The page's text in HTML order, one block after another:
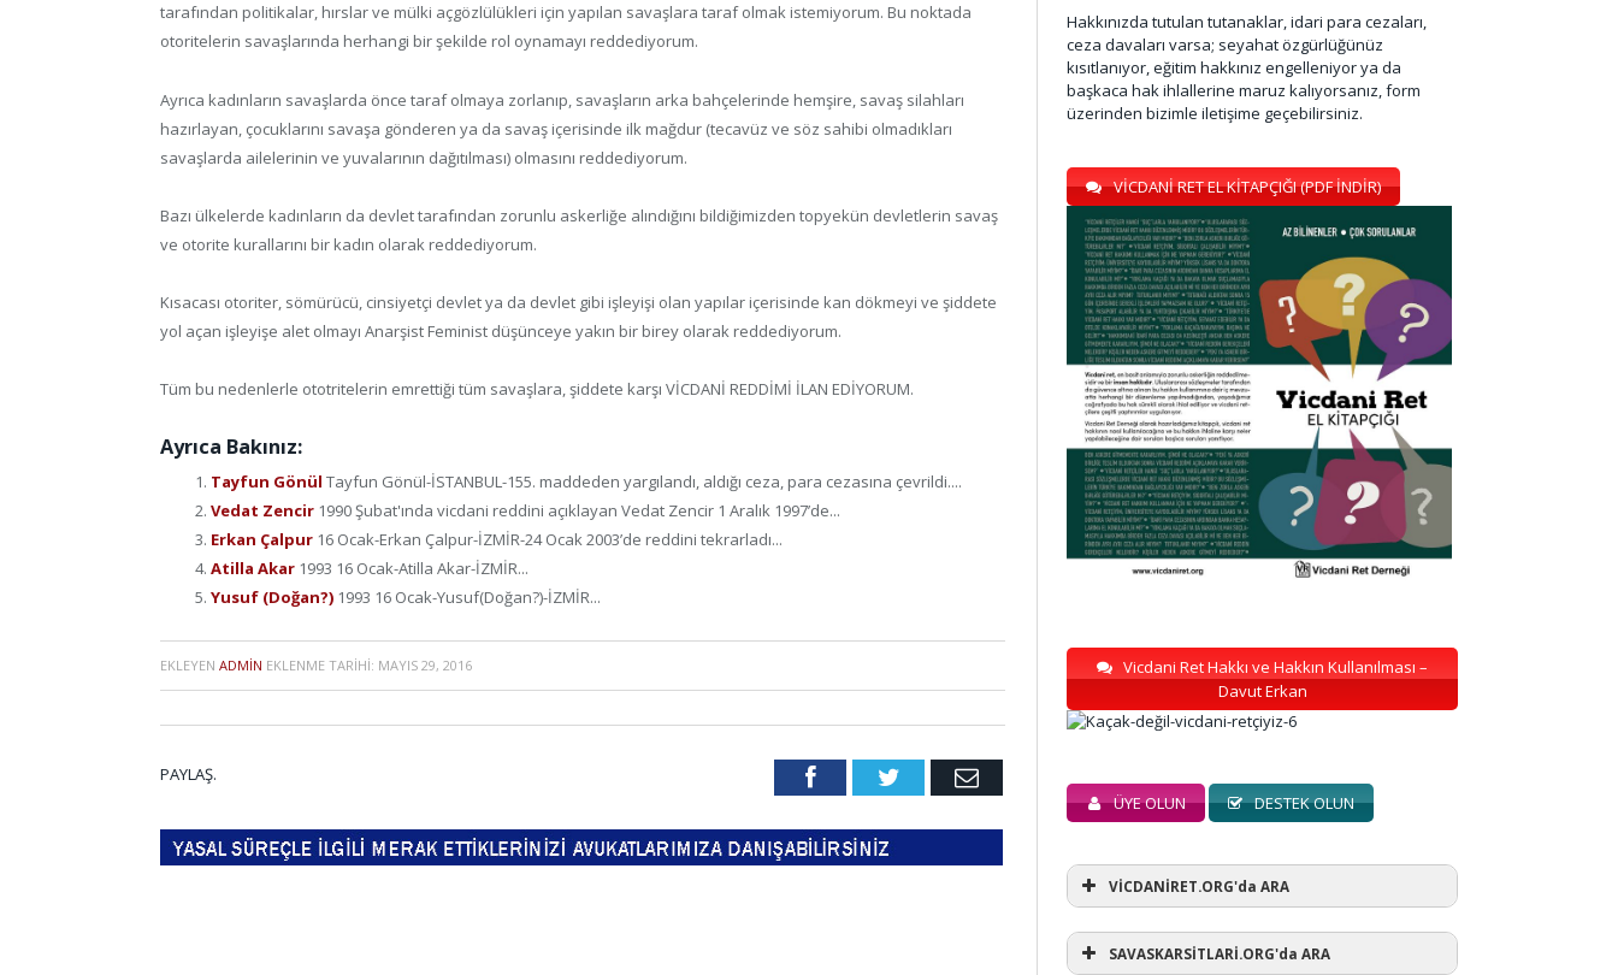
tarafından politikalar, hırslar ve mülki açgözlülükleri için yapılan savaşlara taraf olmak istemiyorum. Bu noktada
otoritelerin savaşlarında herhangi bir şekilde rol oynamayı reddediyorum.
Ayrıca kadınların savaşlarda önce taraf olmaya zorlanıp, savaşların arka bahçelerinde hemşire, savaş silahları
hazırlayan, çocuklarını savaşa gönderen ya da savaş içerisinde ilk mağdur (tecavüz ve söz sahibi olmadıkları
savaşlarda ailelerinin ve yuvalarının dağıtılması) olmasını reddediyorum.
Bazı ülkelerde kadınların da devlet tarafından zorunlu askerliğe alındığını bildiğimizden topyekün devletlerin savaş
ve otorite kurallarını bir kadın olarak reddediyorum.
Kısacası otoriter, sömürücü, cinsiyetçi devlet ya da devlet gibi işleyişi olan yapılar içerisinde kan dökmeyi ve şiddete
yol açan işleyişe alet olmayı Anarşist Feminist düşünceye yakın bir birey olarak reddediyorum.
Tüm bu nedenlerle ototritelerin emrettiği tüm savaşlara, şiddete karşı VİCDANİ REDDİMİ İLAN EDİYORUM.
Ayrıca Bakınız:
Tayfun Gönül Tayfun Gönül-İSTANBUL-155. maddeden yargılandı, aldığı ceza, para cezasına çevrildi....
Vedat Zencir 1990 Şubat'ında vicdani reddini açıklayan Vedat Zencir 1 Aralık 1997’de...
Erkan Çalpur 16 Ocak-Erkan Çalpur-İZMİR-24 Ocak 2003’de reddini tekrarladı...
Atilla Akar 1993 16 Ocak-Atilla Akar-İZMİR...
Yusuf (Doğan?) 1993 16 Ocak-Yusuf(Doğan?)-İZMİR...
EKLEYEN ADMIN EKLENME TARIHI: MAYIS 29, 2016
PAYLAŞ. FacebookTwitter Email
Hakkınızda tutulan tutanaklar, idari para cezaları,
ceza davaları varsa; seyahat özgürlüğünüz
kısıtlanıyor, eğitim hakkınız engelleniyor ya da
başkaca hak ihlallerine maruz kalıyorsanız, form
üzerinden bizimle iletişime geçebilirsiniz.
VİCDANİ RET EL KİTAPÇIĞI (PDF İNDİR)
Vicdani Ret Hakkı ve Hakkın Kullanılması –
Davut Erkan
ÜYE OLUN DESTEK OLUN
VİCDANİRET.ORG'da ARA
SAVASKARSİTLARİ.ORG'da ARA